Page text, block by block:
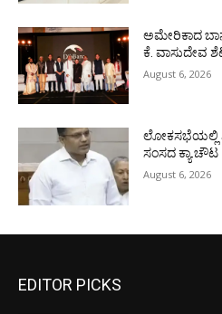
ಅಮೇರಿಕಾದ
ಕೆ. ವಾಸುದೇವ
August 6, 2026
ಲೋಕಸಭೆಯಲ್ಲಿ
ಸಂಸದ ಕ್ಯಾ.ಚೌಟ
August 6, 2026
EDITOR PICKS